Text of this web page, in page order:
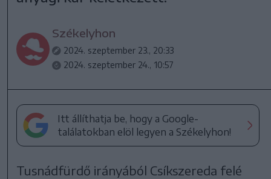
Székelyhon
2024. szeptember 23., 20:33
2024. szeptember 24., 10:57
Itt állíthatja be, hogy a Google-
találatokban elöl legyen a Székelyhon!
Tusnádfürdő irányából Csíkszereda felé